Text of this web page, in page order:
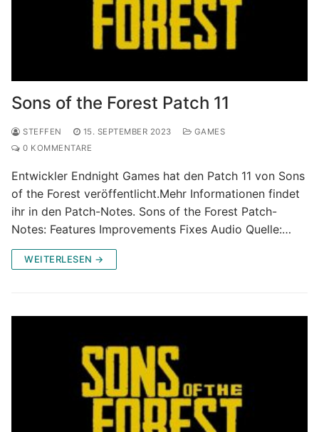
Sons of the Forest Patch 11
STEFFEN 15. SEPTEMBER 2023
GAMES
0 KOMMENTARE
Entwickler Endnight Games hat den Patch 11 von Sons
of the Forest veröffentlicht.Mehr Informationen findet
ihr in den Patch-Notes. Sons of the Forest Patch-
Notes: Features Improvements Fixes Audio Quelle:…
WEITERLESEN →